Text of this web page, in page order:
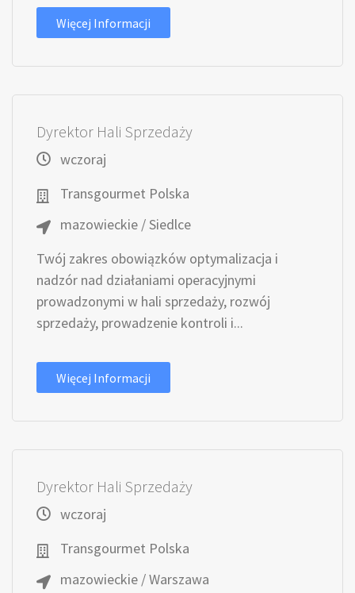
Więcej Informacji
Dyrektor Hali Sprzedaży
wczoraj
Transgourmet Polska
mazowieckie / Siedlce
Twój zakres obowiązków optymalizacja i
nadzór nad działaniami operacyjnymi
prowadzonymi w hali sprzedaży, rozwój
sprzedaży, prowadzenie kontroli i...
Więcej Informacji
Dyrektor Hali Sprzedaży
wczoraj
Transgourmet Polska
mazowieckie / Warszawa